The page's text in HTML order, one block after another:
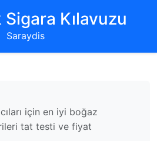
Kılavuzu‌
Saraydis
için en iyi boğaz
tat testi ve fiyat